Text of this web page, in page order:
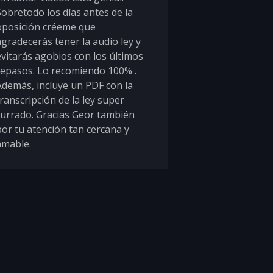
los días antes de la
créeme que
tener la audio ley y
agobios con los últimos
Lo recomiendo 100% .
incluye un PDF con la
de la ley super
Gracias Geor también
tu atención tan cercana y